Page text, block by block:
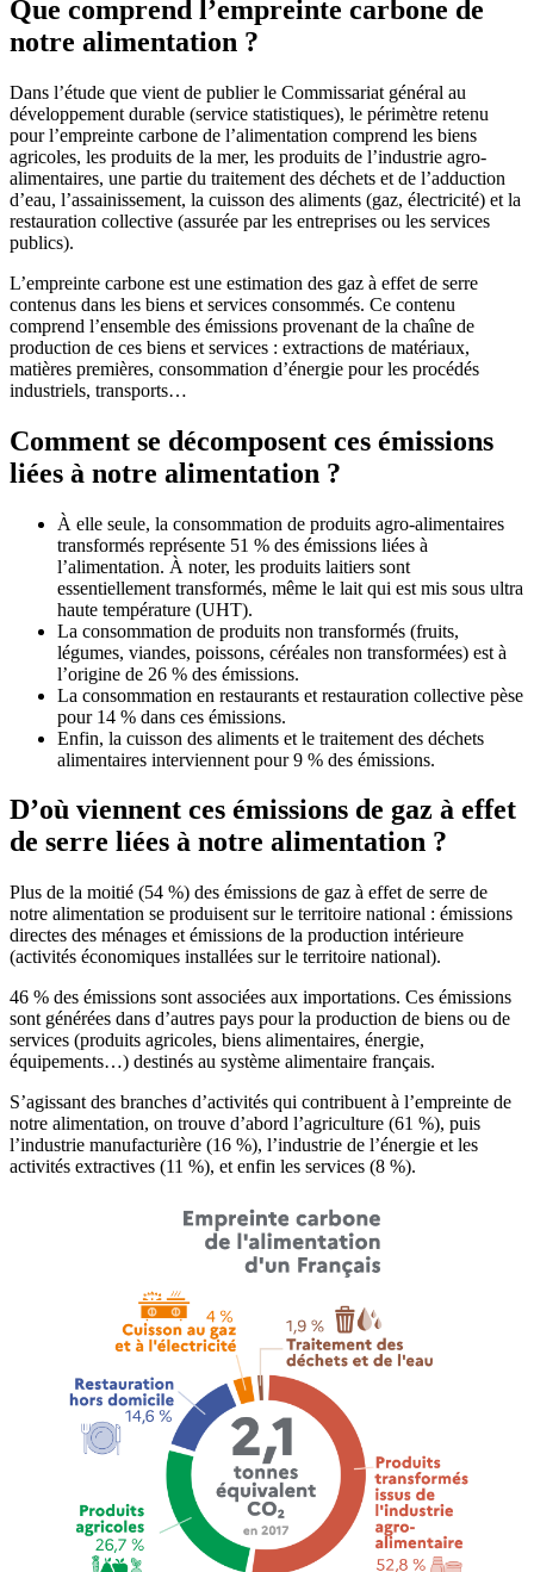
Que comprend l’empreinte carbone de
notre alimentation ?
Dans l’étude que vient de publier le Commissariat général au
développement durable (service statistiques), le périmètre retenu
pour l’empreinte carbone de l’alimentation comprend les biens
agricoles, les produits de la mer, les produits de l’industrie agro-
alimentaires, une partie du traitement des déchets et de l’adduction
d’eau, l’assainissement, la cuisson des aliments (gaz, électricité) et la
restauration collective (assurée par les entreprises ou les services
publics).
L’empreinte carbone est une estimation des gaz à effet de serre
contenus dans les biens et services consommés. Ce contenu
comprend l’ensemble des émissions provenant de la chaîne de
production de ces biens et services : extractions de matériaux,
matières premières, consommation d’énergie pour les procédés
industriels, transports…
Comment se décomposent ces émissions
liées à notre alimentation ?
À elle seule, la consommation de produits agro-alimentaires
transformés représente 51 % des émissions liées à
l’alimentation. À noter, les produits laitiers sont
essentiellement transformés, même le lait qui est mis sous ultra
haute température (UHT).
La consommation de produits non transformés (fruits,
légumes, viandes, poissons, céréales non transformées) est à
l’origine de 26 % des émissions.
La consommation en restaurants et restauration collective pèse
pour 14 % dans ces émissions.
Enfin, la cuisson des aliments et le traitement des déchets
alimentaires interviennent pour 9 % des émissions.
D’où viennent ces émissions de gaz à effet
de serre liées à notre alimentation ?
Plus de la moitié (54 %) des émissions de gaz à effet de serre de
notre alimentation se produisent sur le territoire national : émissions
directes des ménages et émissions de la production intérieure
(activités économiques installées sur le territoire national).
46 % des émissions sont associées aux importations. Ces émissions
sont générées dans d’autres pays pour la production de biens ou de
services (produits agricoles, biens alimentaires, énergie,
équipements…) destinés au système alimentaire français.
S’agissant des branches d’activités qui contribuent à l’empreinte de
notre alimentation, on trouve d’abord l’agriculture (61 %), puis
l’industrie manufacturière (16 %), l’industrie de l’énergie et les
activités extractives (11 %), et enfin les services (8 %).